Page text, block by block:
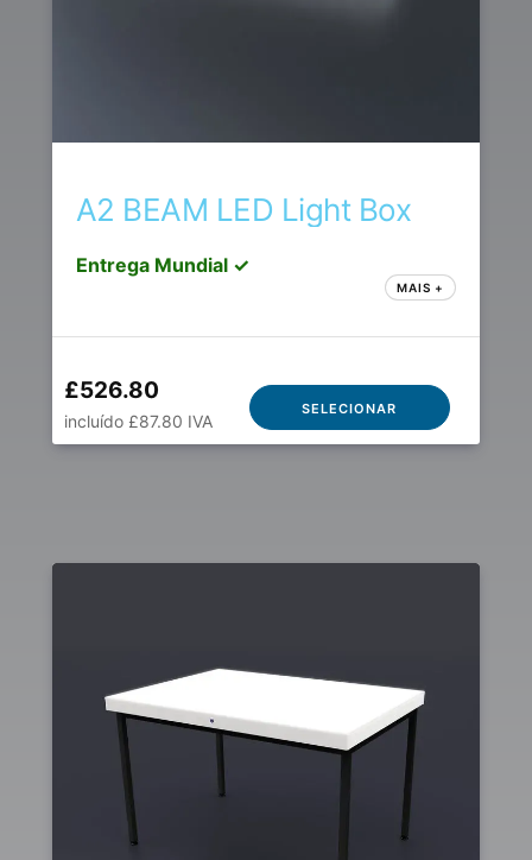
A2 BEAM LED Light Box
Entrega Mundial ✓
MAIS +
£526.80
incluído £87.80 IVA
SELECIONAR